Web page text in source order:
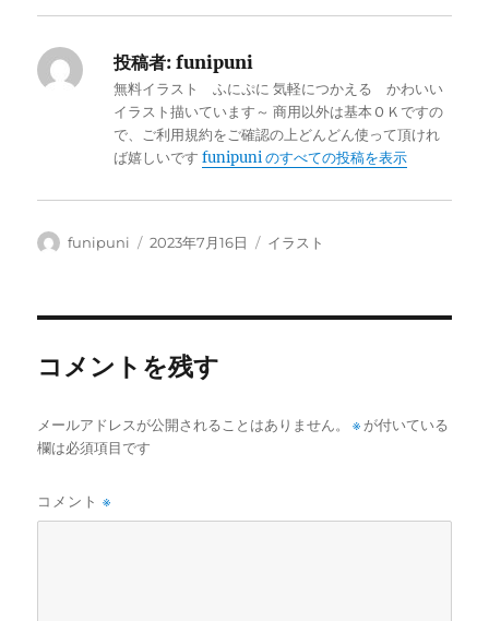
投稿者: funipuni
無料イラスト ふにぷに 気軽につかえる かわいい
イラスト描いています～ 商用以外は基本ＯＫですの
で、ご利用規約をご確認の上どんどん使って頂けれ
ば嬉しいですfunipuni のすべての投稿を表示
投
funipuni
投
2023年7月16日
カ
イラスト
コメントを残す
メールアドレスが公開されることはありません。 ※ が付いている
欄は必須項目です
コメント※